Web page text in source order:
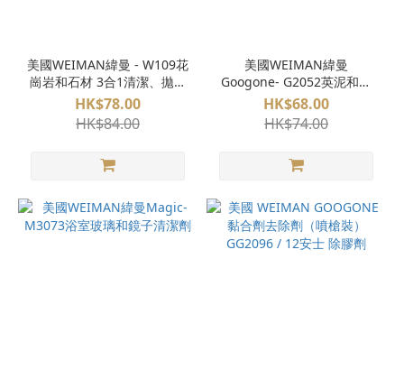
美國WEIMAN緯曼 - W109花
崗岩和石材 3合1清潔、拋光
及消毒噴劑 [能消滅99.9% 的
細菌和細菌（包括人類冠狀
病毒] (適用於密封花崗石, 密
板岩, 琉璃瓦)
HK$78.00
HK$84.00
美國WEIMAN緯曼
Googone- G2052英泥和瓷
磚清潔劑
HK$68.00
HK$74.00